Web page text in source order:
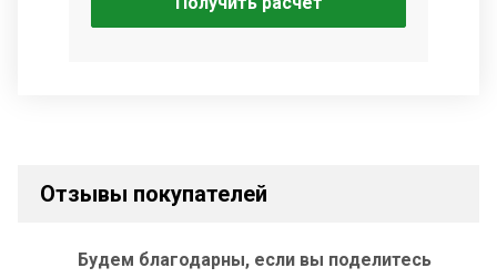
Отзывы покупателей
Будем благодарны, если вы поделитесь